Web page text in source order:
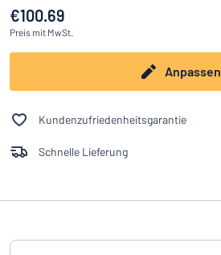
€100.69
Preis mit MwSt.
Anpassen
Kundenzufriedenheitsgarantie
Schnelle Lieferung